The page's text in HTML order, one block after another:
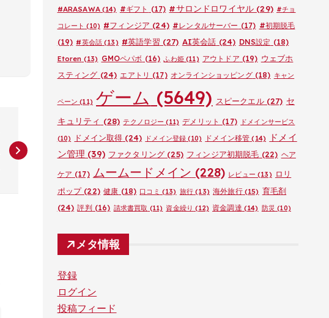
#ARASAWA(14) #ギフト (17) #サロンドロワイヤル (29) #チョ
コレート (10) #フィンジア (24) #レンタルサーバー (17) #初期脱毛
(19) #英会話 (13) #英語学習 (27) AI英会話 (24) DNS設定 (18)
Etoren (13) GMOペパボ (16) ふわ姫(11) アウトドア (19) ウェブホ
スティング (24) エアトリ (17) オンラインショッピング(18) キャン
ペーン (11) ゲーム (5649) スピークエル(27) セ
キュリティ (28) テクノロジー (11) デメリット (17)
ドメインサービス
(10)
ドメイン取得 (24) ドメイン登録 (10) ドメイン移管 (14)
ドメイ
ン管理 (39) ファクタリング (25) フィンジア初期脱毛 (22) ヘア
ケア (17) ムームードメイン (228) レビュー (13) ロリ
ポップ(22) 健康 (18) 口コミ (13) 旅行 (13) 海外旅行(15) 育毛剤
(24) 評判 (16) 請求書買取 (11) 資金繰り (12) 資金調達 (14) 防災 (10)
メタ情報
登録
ログイン
投稿フィード